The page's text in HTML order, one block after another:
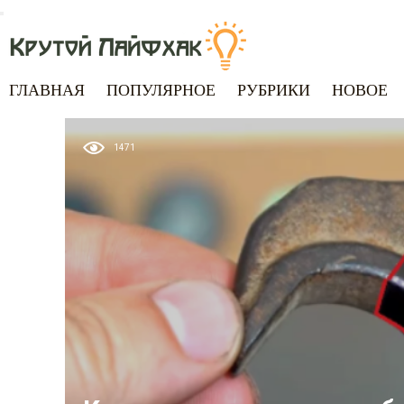
ГЛАВНАЯ ПОПУЛЯРНОЕ РУБРИКИ НОВОЕ
1471